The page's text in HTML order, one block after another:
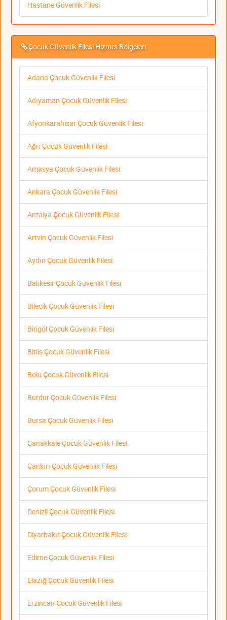
Hastane Güvenlik Filesi
Çocuk Güvenlik Filesi Hizmet Bölgeleri
Adana Çocuk Güvenlik Filesi
Adıyaman Çocuk Güvenlik Filesi
Afyonkarahisar Çocuk Güvenlik Filesi
Ağrı Çocuk Güvenlik Filesi
Amasya Çocuk Güvenlik Filesi
Ankara Çocuk Güvenlik Filesi
Antalya Çocuk Güvenlik Filesi
Artvin Çocuk Güvenlik Filesi
Aydın Çocuk Güvenlik Filesi
Balıkesir Çocuk Güvenlik Filesi
Bilecik Çocuk Güvenlik Filesi
Bingöl Çocuk Güvenlik Filesi
Bitlis Çocuk Güvenlik Filesi
Bolu Çocuk Güvenlik Filesi
Burdur Çocuk Güvenlik Filesi
Bursa Çocuk Güvenlik Filesi
Çanakkale Çocuk Güvenlik Filesi
Çankırı Çocuk Güvenlik Filesi
Çorum Çocuk Güvenlik Filesi
Denizli Çocuk Güvenlik Filesi
Diyarbakır Çocuk Güvenlik Filesi
Edirne Çocuk Güvenlik Filesi
Elazığ Çocuk Güvenlik Filesi
Erzincan Çocuk Güvenlik Filesi